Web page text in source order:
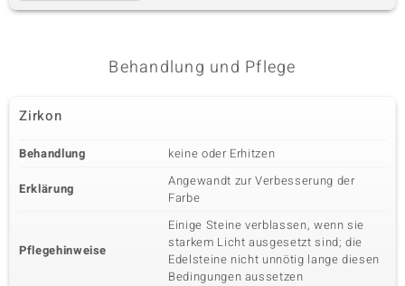
Behandlung und Pflege
Zirkon
Behandlung keine oder Erhitzen
Erklärung
Angewandt zur Verbesserung der
Farbe
Pflegehinweise
Einige Steine verblassen, wenn sie
starkem Licht ausgesetzt sind; die
Edelsteine nicht unnötig lange diesen
Bedingungen aussetzen